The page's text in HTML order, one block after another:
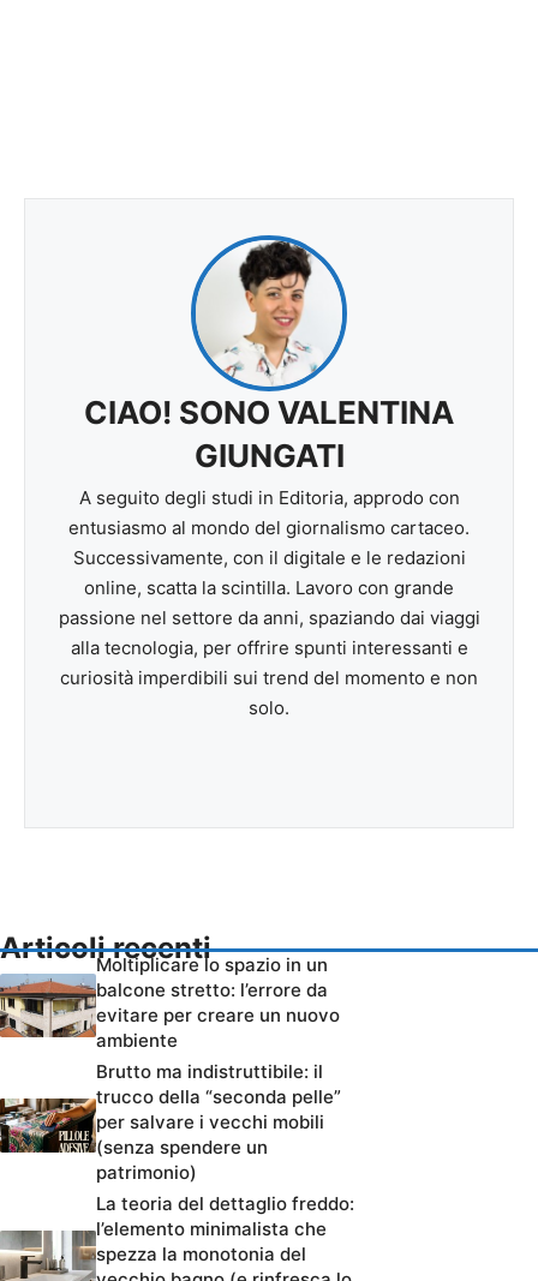
CIAO! SONO VALENTINA
GIUNGATI
A seguito degli studi in Editoria, approdo con
entusiasmo al mondo del giornalismo cartaceo.
Successivamente, con il digitale e le redazioni
online, scatta la scintilla. Lavoro con grande
passione nel settore da anni, spaziando dai viaggi
alla tecnologia, per offrire spunti interessanti e
curiosità imperdibili sui trend del momento e non
solo.
Articoli recenti
Moltiplicare lo spazio in un
balcone stretto: l’errore da
evitare per creare un nuovo
ambiente
Brutto ma indistruttibile: il
trucco della “seconda pelle”
per salvare i vecchi mobili
(senza spendere un
patrimonio)
La teoria del dettaglio freddo:
l’elemento minimalista che
spezza la monotonia del